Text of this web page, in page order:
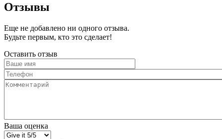
Отзывы
Еще не добавлено ни одного отзыва.
Будьте первым, кто это сделает!
Оставить отзыв
Ваше
имя
Телефон
Комментарий
Ваша оценка